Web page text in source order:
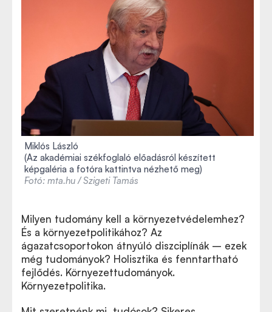
Miklós László
(Az akadémiai székfoglaló előadásról készített
képgaléria a fotóra kattintva nézhető meg)
Fotó: mta.hu / Szigeti Tamás
Milyen tudomány kell a környezetvédelemhez?
És a környezetpolitikához? Az
ágazatcsoportokon átnyúló diszciplínák – ezek
még tudományok? Holisztika és fenntartható
fejlődés. Környezettudományok.
Környezetpolitika.